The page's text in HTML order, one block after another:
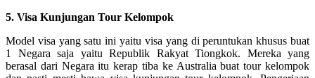
5. Visa Kunjungan Tour Kelompok
Model visa yang satu ini yaitu visa yang di peruntukan khusus buat
1 Negara saja yaitu Republik Rakyat Tiongkok. Mereka yang
berasal dari Negara itu kerap tiba ke Australia buat tour kelompok